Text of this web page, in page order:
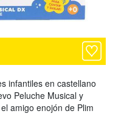
infantiles en castellano
Peluche Musical y
amigo enojón de Plim